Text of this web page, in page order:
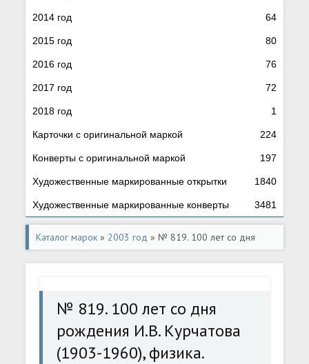
2014 год 64
2015 год 80
2016 год 76
2017 год 72
2018 год 1
Карточки с оригинальной маркой 224
Конверты с оригинальной маркой 197
Художественные маркированные открытки 1840
Художественные маркированные конверты 3481
Каталог марок »2003 год » № 819. 100 лет со дня
рождения И.В. Курчатова (1903-1960), физика.
№ 819. 100 лет со дня
рождения И.В. Курчатова
(1903-1960), физика.